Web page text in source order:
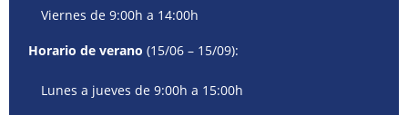
Viernes de 9:00h a 14:00h
Horario de verano (15/06 – 15/09):
Lunes a jueves de 9:00h a 15:00h